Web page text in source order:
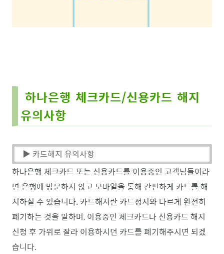
하나은행 체크카드/신용카드 해지
유의사항
▶ 카드해지 유의사항
하나은행 체크카드 또는 신용카드를 이용중인 고객님들이라
면 은행에 방문하지 않고 모바일을 통해 간편하게 카드를 해
지하실 수 있습니다. 카드해지란 카드정지와 다르게 완전히
폐기하는 것을 말하며, 이용중인 체크카드나 신용카드 해지
신청 후 가위로 잘라 이용하시던 카드를 폐기해주시면 되겠
습니다.